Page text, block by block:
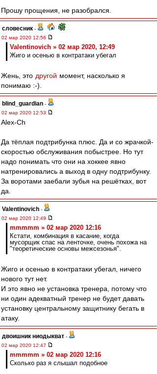
Прошу прощения, не разобрался.
словесник -
02 мар 2020 12:56
Valentinovich » 02 мар 2020, 12:49
Жиго и осенью в контратаки убегал
Жень, это другой момент, насколько я
понимаю :-).
blind_guardian -
02 мар 2020 12:53
Alex-Ch
Да тёплая подтрибунка плюс. Да и со жрачкой-
скоростью обслуживания побыстрее. Но тут
надо понимать что они на хоккее явно
натренировались а выход в одну подтрибунку.
За воротами заебали зубья на решётках, вот
да.
Valentinovich -
02 мар 2020 12:49
mmmmm » 02 мар 2020 12:16
Кстати, комбинация в касание, когда
мусорщик спас на ленточке, очень похожа на
"теоретические основы межсезонья".
Жиго и осенью в контратаки убегал, ничего
нового тут нет.
И это явно не установка тренера, потому что
ни один адекватный тренер не будет давать
установку центральному защитнику бегать в
атаку.
двоишник ниодыкват -
02 мар 2020 12:47
mmmmm » 02 мар 2020 12:16
Сколько раз я слышал подобное